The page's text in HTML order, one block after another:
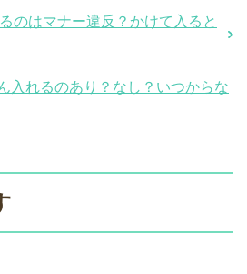
のはマナー違反？かけて入ると
入れるのあり？なし？いつからな